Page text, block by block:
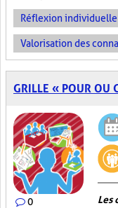
Réflexion individuelle
Valorisation des
GRILLE « POUR OU
0 Les